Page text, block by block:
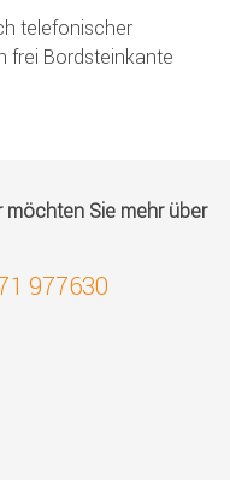
telefonischer
frei Bordsteinkante
möchten Sie mehr über
977630